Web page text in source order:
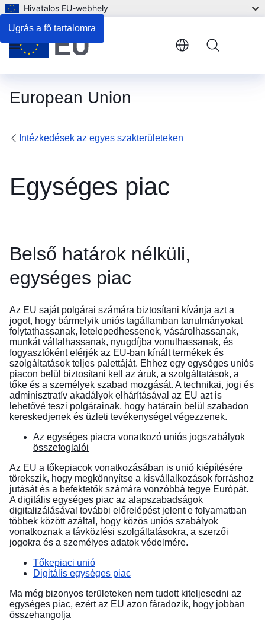
Ugrás a fő tartalomra
Hivatalos EU-webhely
European Union
Menu
Intézkedések az egyes szakterületeken
Egységes piac
Belső határok nélküli,
egységes piac
Az EU saját polgárai számára biztosítani kívánja azt a
jogot, hogy bármelyik uniós tagállamban tanulmányokat
folytathassanak, letelepedhessenek, vásárolhassanak,
munkát vállalhassanak, nyugdíjba vonulhassanak, és
fogyasztóként elérjék az EU-ban kínált termékek és
szolgáltatások teljes palettáját. Ehhez egy egységes uniós
piacon belül biztosítani kell az áruk, a szolgáltatások, a
tőke és a személyek szabad mozgását. A technikai, jogi és
adminisztratív akadályok elhárításával az EU azt is
lehetővé teszi polgárainak, hogy határain belül szabadon
kereskedjenek és üzleti tevékenységet végezzenek.
Az egységes piacra vonatkozó uniós jogszabályok
összefoglalói
Az EU a tőkepiacok vonatkozásában is unió kiépítésére
törekszik, hogy megkönnyítse a kisvállalkozások forráshoz
jutását és a befektetők számára vonzóbbá tegye Európát.
A digitális egységes piac az alapszabadságok
digitalizálásával további előrelépést jelent e folyamatban
többek között azáltal, hogy közös uniós szabályok
vonatkoznak a távközlési szolgáltatásokra, a szerzői
jogokra és a személyes adatok védelmére.
Tőkepiaci unió
Digitális egységes piac
Ma még bizonyos területeken nem tudott kiteljesedni az
egységes piac, ezért az EU azon fáradozik, hogy jobban
összehangolja